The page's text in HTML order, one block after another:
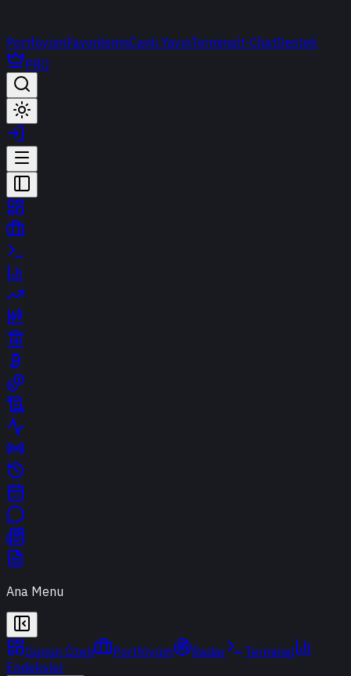
PortföyümFavorilerimCanlı YayınTerminalt-ChatDestek
PRO
Ana Menu
Günün Özeti Portföyüm Radar
Terminal
Endeksler